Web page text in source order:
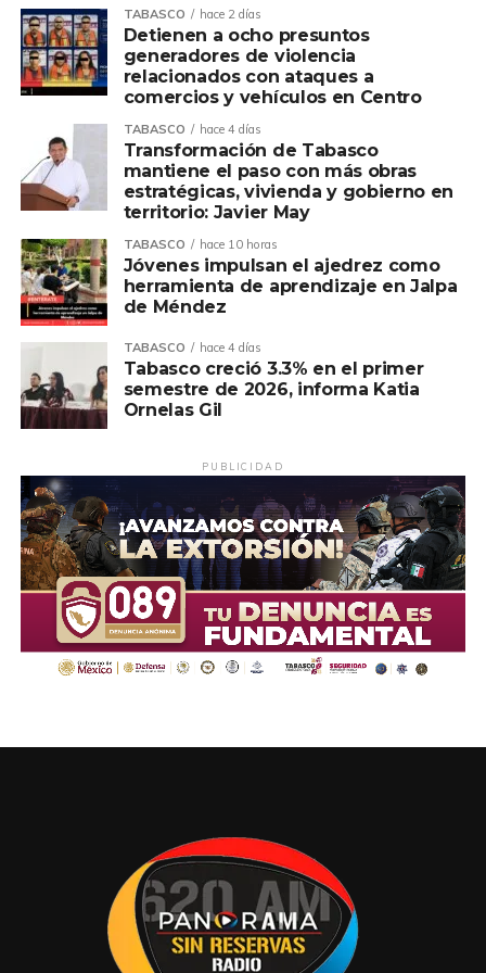
sustentable y el cuidado del medio ambiente,
consolidando una visión de progreso con sentido humano.
Asimismo, afirmó que la política de Pemex entiende que
el desarrollo no solo se mide por la actividad productiva,
sino también por el bienestar de las personas y de las
comunidades que, durante décadas, han contribuido al
crecimiento de la industria energética de nuestro país.
refleja en acciones concretas que generan bienestar y
demuestran que la colaboración entre instituciones puede
traducirse en resultados que transforman la vida del
Finalmente, reiteró que el Gobierno de Comalcalco
siempre estará abierto a construir acuerdos, sumar
voluntades y aprovechar cada oportunidad para mejorar
la calidad de vida de las familias, porque los grandes retos
se enfrentan trabajando en equipo, con responsabilidad,
diálogo y compromiso.
Compartir en:
TABASCO hace 2 días
Detienen a ocho presuntos
generadores de violencia
relacionados con ataques a
comercios y vehículos en Centro
TABASCO hace 4 días
Transformación de Tabasco
mantiene el paso con más obras
estratégicas, vivienda y gobierno en
territorio: Javier May
TABASCO hace 10 horas
Jóvenes impulsan el ajedrez como
herramienta de aprendizaje en Jalpa
de Méndez
TABASCO hace 4 días
Tabasco creció 3.3% en el primer
semestre de 2026, informa Katia
Ornelas Gil
PUBLICIDAD